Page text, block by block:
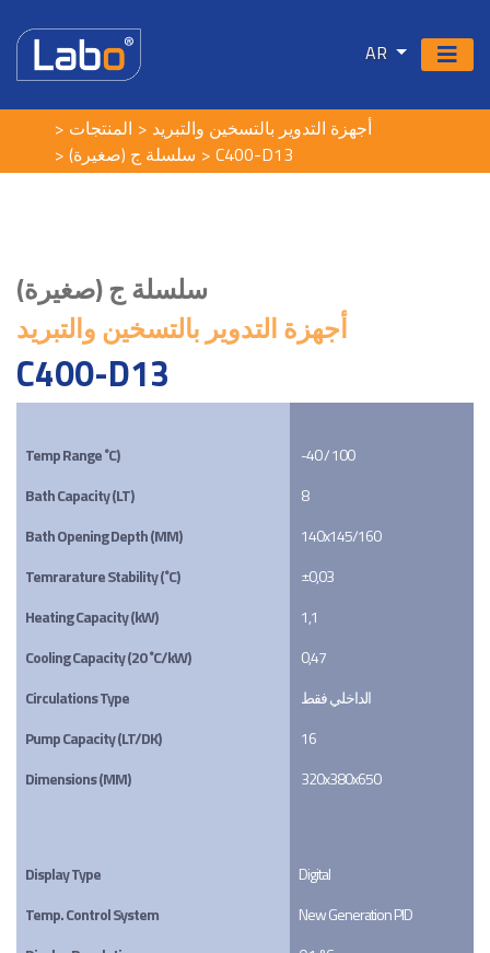
AR
المنتجات
أجهزة التدوير بالتسخين والتبريد
سلسلة ج (صغيرة)
C400-D13
سلسلة ج (صغيرة)
أجهزة التدوير بالتسخين والتبريد
C400-D13
Temp Range ˚C)
Bath Capacity (LT)
Bath Opening Depth (MM)
Temrarature Stability (˚C)
Heating Capacity (kW)
Cooling Capacity (20 ˚C/kW)
Circulations Type
Pump Capacity (LT/DK)
Dimensions (MM)
-40 / 100
8
140x145/160
±0,03
1,1
0,47
الداخلي فقط
16
320x380x650
Display Type
Digital
Temp. Control System
New Generation PID